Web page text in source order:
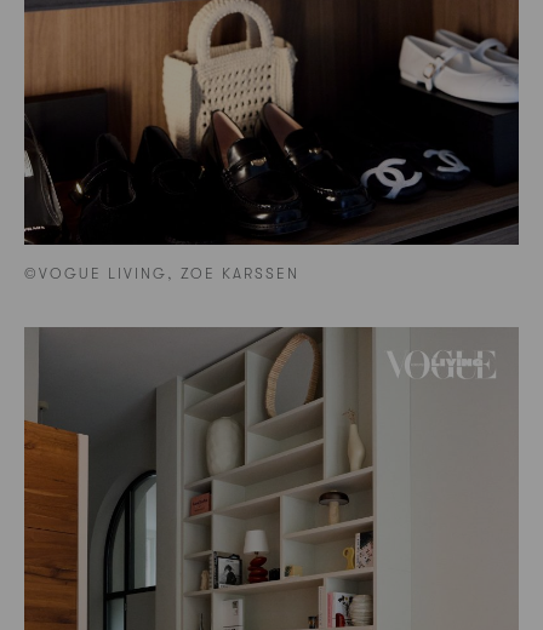
©VOGUE LIVING, ZOE KARSSEN